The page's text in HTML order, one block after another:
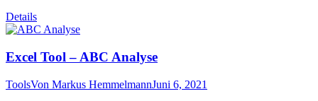
Details
Excel Tool – ABC Analyse
ToolsVon Markus HemmelmannJuni 6, 2021